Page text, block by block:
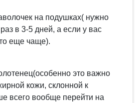
на подушках( нужно
в 3-5 дней, а если у вас
еще чаще).
это важно
кожи, склонной к
всего вообще перейти на